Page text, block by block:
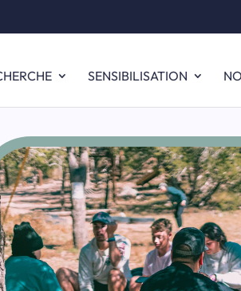
SENSIBILISATION